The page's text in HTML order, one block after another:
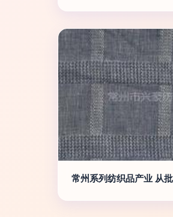
常州系列纺织品产业 从